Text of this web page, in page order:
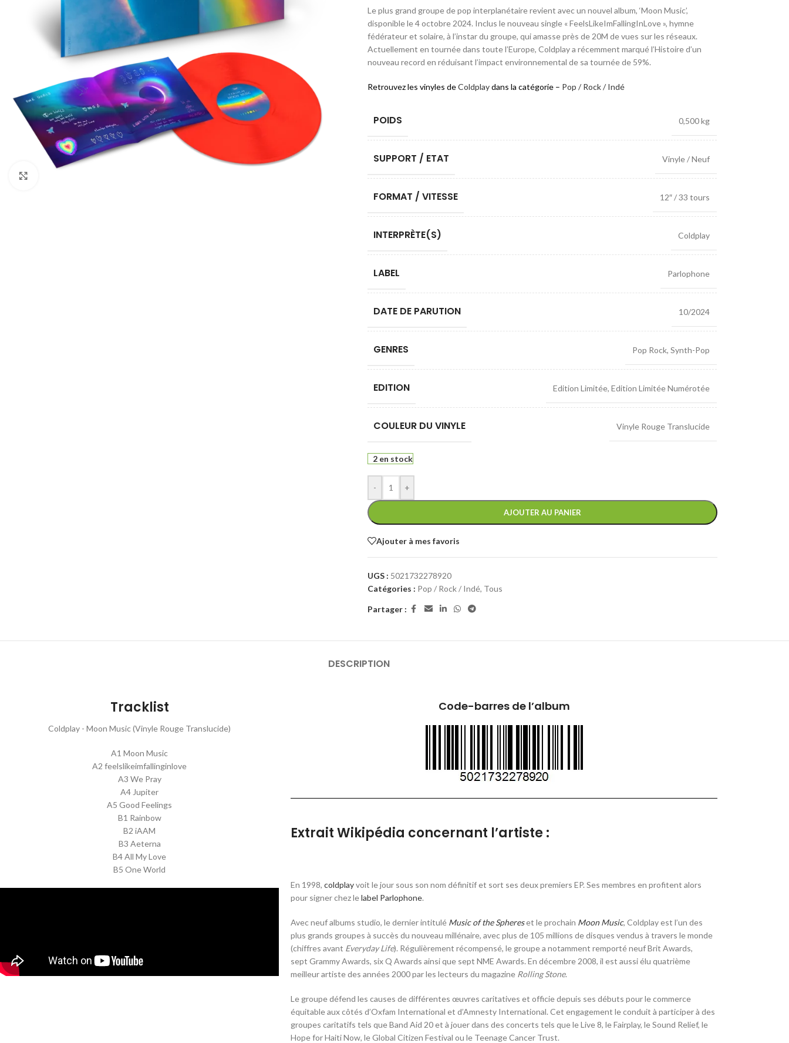
Le plus grand groupe de pop interplanétaire revient avec un nouvel album, ‘Moon Music’,
disponible le 4 octobre 2024. Inclus le nouveau single « FeelsLikeImFallingInLove », hymne
fédérateur et solaire, à l’instar du groupe, qui amasse près de 20M de vues sur les réseaux.
Actuellement en tournée dans toute l’Europe, Coldplay a récemment marqué l’Histoire d’un
nouveau record en réduisant l’impact environnemental de sa tournée de 59%.
Retrouvez les vinyles deColdplaydans la catégorie – Pop / Rock / Indé
POIDS 0,500 kg
SUPPORT / ETAT Vinyle / Neuf
FORMAT / VITESSE 12″ / 33 tours
INTERPRÈTE(S) Coldplay
LABEL Parlophone
DATE DE PARUTION 10/2024
GENRES Pop Rock, Synth-Pop
EDITION Edition Limitée, Edition Limitée Numérotée
COULEUR DU VINYLE Vinyle Rouge Translucide
2 en stock
- +
AJOUTER AU PANIER
Ajouter à mes favoris
UGS : 5021732278920
Catégories : Pop / Rock / Indé, Tous
Partager :
DESCRIPTION
Tracklist
Coldplay - Moon Music (Vinyle Rouge Translucide)
A1 Moon Music
A2 feelslikeimfallinginlove
A3 We Pray
A4 Jupiter
A5 Good Feelings
B1 Rainbow
B2 iAAM
B3 Aeterna
B4 All My Love
B5 One World
Code-barres de l’album
Extrait Wikipédia concernant l’artiste :
En 1998,coldplayvoit le jour sous son nom définitif et sort ses deux premiers EP. Ses membres en profitent alors
pour signer chez lelabel Parlophone.
Avec neuf albums studio, le dernier intitulé Music of the Sphereset le prochain Moon Music, Coldplay est l’un des
plus grands groupes à succès du nouveau millénaire, avec plus de 105 millions de disques vendus à travers le monde
(chiffres avant Everyday Life). Régulièrement récompensé, le groupe a notamment remporté neuf Brit Awards,
sept Grammy Awards, six Q Awards ainsi que sept NME Awards. En décembre 2008, il est aussi élu quatrième
meilleur artiste des années 2000 par les lecteurs du magazine Rolling Stone.
Le groupe défend les causes de différentes œuvres caritatives et officie depuis ses débuts pour le commerce
équitable aux côtés d’Oxfam International et d’Amnesty International. Cet engagement le conduit à participer à des
groupes caritatifs tels que Band Aid 20 et à jouer dans des concerts tels que le Live 8, le Fairplay, le Sound Relief, le
Hope for Haiti Now, le Global Citizen Festival ou le Teenage Cancer Trust.